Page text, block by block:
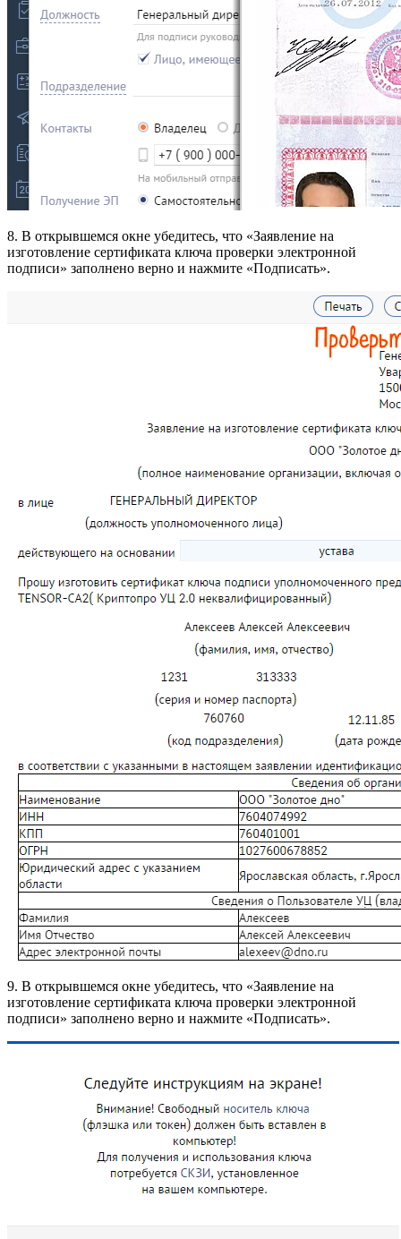
8. В открывшемся окне убедитесь, что «Заявление на
изготовление сертификата ключа проверки электронной
подписи» заполнено верно и нажмите «Подписать».
9. В открывшемся окне убедитесь, что «Заявление на
изготовление сертификата ключа проверки электронной
подписи» заполнено верно и нажмите «Подписать».